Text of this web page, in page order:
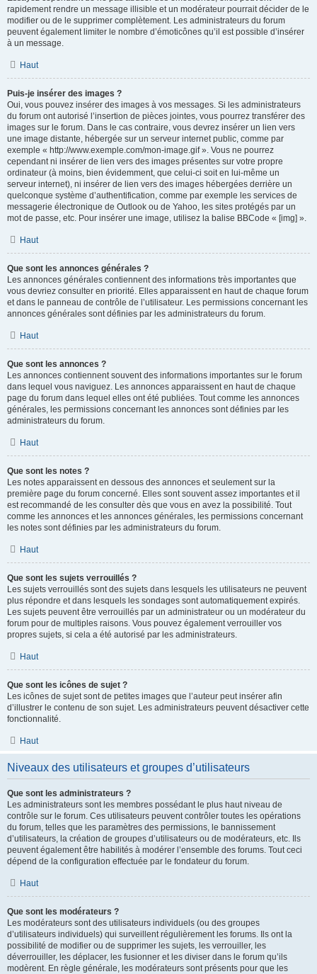
rapidement rendre un message illisible et un modérateur pourrait décider de le
modifier ou de le supprimer complètement. Les administrateurs du forum
peuvent également limiter le nombre d’émoticônes qu’il est possible d’insérer
à un message.
Haut
Puis-je insérer des images ?
Oui, vous pouvez insérer des images à vos messages. Si les administrateurs
du forum ont autorisé l’insertion de pièces jointes, vous pourrez transférer des
images sur le forum. Dans le cas contraire, vous devrez insérer un lien vers
une image distante, hébergée sur un serveur internet public, comme par
exemple « http://www.exemple.com/mon-image.gif ». Vous ne pourrez
cependant ni insérer de lien vers des images présentes sur votre propre
ordinateur (à moins, bien évidemment, que celui-ci soit en lui-même un
serveur internet), ni insérer de lien vers des images hébergées derrière un
quelconque système d’authentification, comme par exemple les services de
messagerie électronique de Outlook ou de Yahoo, les sites protégés par un
mot de passe, etc. Pour insérer une image, utilisez la balise BBCode « [img] ».
Haut
Que sont les annonces générales ?
Les annonces générales contiennent des informations très importantes que
vous devriez consulter en priorité. Elles apparaissent en haut de chaque forum
et dans le panneau de contrôle de l’utilisateur. Les permissions concernant les
annonces générales sont définies par les administrateurs du forum.
Haut
Que sont les annonces ?
Les annonces contiennent souvent des informations importantes sur le forum
dans lequel vous naviguez. Les annonces apparaissent en haut de chaque
page du forum dans lequel elles ont été publiées. Tout comme les annonces
générales, les permissions concernant les annonces sont définies par les
administrateurs du forum.
Haut
Que sont les notes ?
Les notes apparaissent en dessous des annonces et seulement sur la
première page du forum concerné. Elles sont souvent assez importantes et il
est recommandé de les consulter dès que vous en avez la possibilité. Tout
comme les annonces et les annonces générales, les permissions concernant
les notes sont définies par les administrateurs du forum.
Haut
Que sont les sujets verrouillés ?
Les sujets verrouillés sont des sujets dans lesquels les utilisateurs ne peuvent
plus répondre et dans lesquels les sondages sont automatiquement expirés.
Les sujets peuvent être verrouillés par un administrateur ou un modérateur du
forum pour de multiples raisons. Vous pouvez également verrouiller vos
propres sujets, si cela a été autorisé par les administrateurs.
Haut
Que sont les icônes de sujet ?
Les icônes de sujet sont de petites images que l’auteur peut insérer afin
d’illustrer le contenu de son sujet. Les administrateurs peuvent désactiver cette
fonctionnalité.
Haut
Niveaux des utilisateurs et groupes d’utilisateurs
Que sont les administrateurs ?
Les administrateurs sont les membres possédant le plus haut niveau de
contrôle sur le forum. Ces utilisateurs peuvent contrôler toutes les opérations
du forum, telles que les paramètres des permissions, le bannissement
d’utilisateurs, la création de groupes d’utilisateurs ou de modérateurs, etc. Ils
peuvent également être habilités à modérer l’ensemble des forums. Tout ceci
dépend de la configuration effectuée par le fondateur du forum.
Haut
Que sont les modérateurs ?
Les modérateurs sont des utilisateurs individuels (ou des groupes
d’utilisateurs individuels) qui surveillent régulièrement les forums. Ils ont la
possibilité de modifier ou de supprimer les sujets, les verrouiller, les
déverrouiller, les déplacer, les fusionner et les diviser dans le forum qu’ils
modèrent. En règle générale, les modérateurs sont présents pour que les